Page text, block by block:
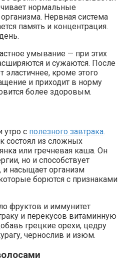
нормальные
Нервная система
память и концентрация.
умывание — при этих
и сужаются. После
эластичнее, кроме этого
и приходит в норму
более здоровым.
утро с полезного завтрака.
состоял из сложных
или гречневая каша. Он
но и способствует
насыщает организм
борются с признаками
фруктов и иммунитет
и перекусов витаминную
грецкие орехи, цедру
чернослив и изюм.